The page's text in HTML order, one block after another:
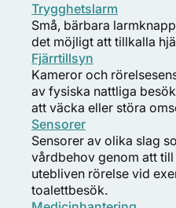
Trygghetslarm
Små, bärbara
det möjligt att tillkalla
Fjärrtillsyn
Kameror och
av fysiska nattliga
att väcka eller störa
Sensorer
Sensorer av olika slag
vårdbehov genom att
utebliven rörelse vid
toalettbesök.